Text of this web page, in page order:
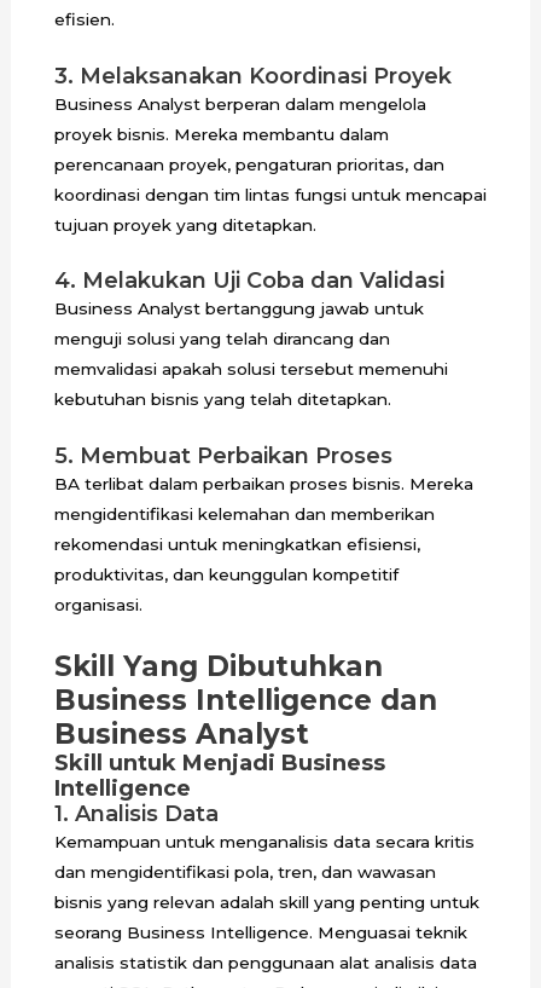
efisien.
3. Melaksanakan Koordinasi Proyek
Business Analyst berperan dalam mengelola
proyek bisnis. Mereka membantu dalam
perencanaan proyek, pengaturan prioritas, dan
koordinasi dengan tim lintas fungsi untuk mencapai
tujuan proyek yang ditetapkan.
4. Melakukan Uji Coba dan Validasi
Business Analyst bertanggung jawab untuk
menguji solusi yang telah dirancang dan
memvalidasi apakah solusi tersebut memenuhi
kebutuhan bisnis yang telah ditetapkan.
5. Membuat Perbaikan Proses
BA terlibat dalam perbaikan proses bisnis. Mereka
mengidentifikasi kelemahan dan memberikan
rekomendasi untuk meningkatkan efisiensi,
produktivitas, dan keunggulan kompetitif
organisasi.
Skill Yang Dibutuhkan
Business Intelligence dan
Business Analyst
Skill untuk Menjadi Business
Intelligence
1. Analisis Data
Kemampuan untuk menganalisis data secara kritis
dan mengidentifikasi pola, tren, dan wawasan
bisnis yang relevan adalah skill yang penting untuk
seorang Business Intelligence. Menguasai teknik
analisis statistik dan penggunaan alat analisis data